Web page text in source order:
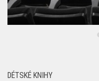
DÉTSKÉ KNIHY